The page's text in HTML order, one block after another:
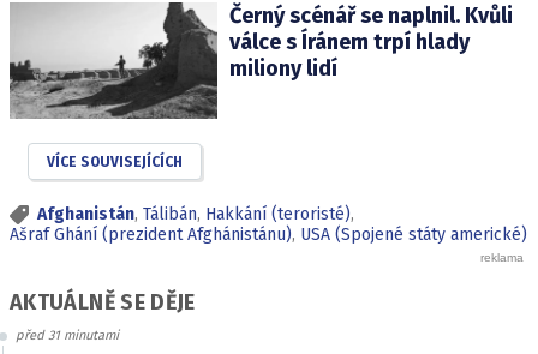
Černý scénář se naplnil. Kvůli
válce s Íránem trpí hlady
miliony lidí
VÍCE SOUVISEJÍCÍCH
Afghanistán, Tálibán, Hakkání (teroristé),
Ašraf Ghání (prezident Afghánistánu), USA (Spojené státy americké)
AKTUÁLNĚ SE DĚJE
před 31 minutami